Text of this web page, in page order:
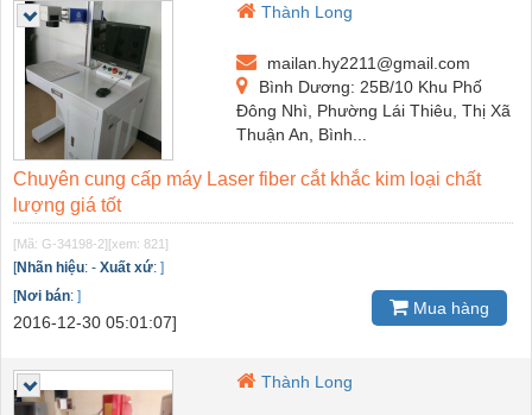
Thành Long
mailan.hy2211@gmail.com
Bình Dương: 25B/10 Khu Phố
Đông Nhì, Phường Lái Thiêu, Thị Xã
Thuận An, Bình...
Chuyên cung cấp máy Laser fiber cắt khắc kim loại chất
lượng giá tốt
[Mã: G-34198-2][xem: 821]
[Nhãn hiệu: - Xuất xứ: ]
[Nơi bán: ]
2016-12-30 05:01:07]
Mua hàng
Thành Long